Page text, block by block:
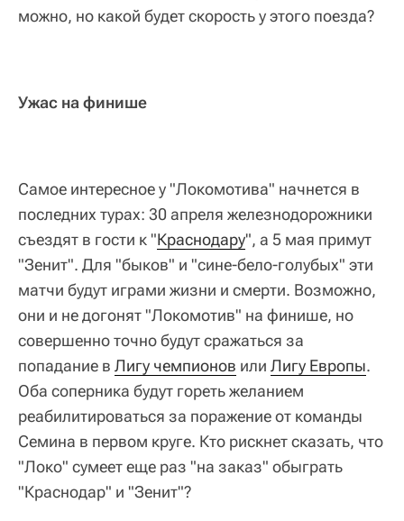
можно, но какой будет скорость у этого поезда?
Ужас на финише
Самое интересное у "Локомотива" начнется в
последних турах: 30 апреля железнодорожники
съездят в гости к "Краснодару", а 5 мая примут
"Зенит". Для "быков" и "сине-бело-голубых" эти
матчи будут играми жизни и смерти. Возможно,
они и не догонят "Локомотив" на финише, но
совершенно точно будут сражаться за
попадание в Лигу чемпионов или Лигу Европы.
Оба соперника будут гореть желанием
реабилитироваться за поражение от команды
Семина в первом круге. Кто рискнет сказать, что
"Локо" сумеет еще раз "на заказ" обыграть
"Краснодар" и "Зенит"?